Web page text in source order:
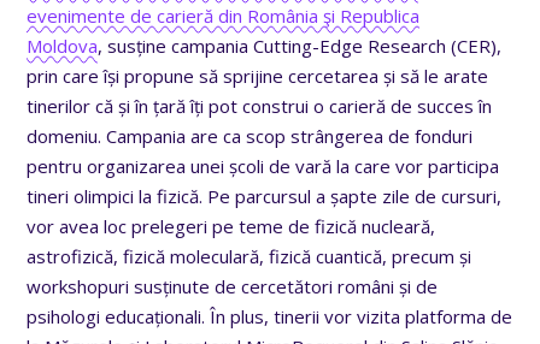
evenimente de carieră din România şi Republica
Moldova, susține campania Cutting-Edge Research (CER),
prin care își propune să sprijine cercetarea și să le arate
tinerilor că și în țară îți pot construi o carieră de succes în
domeniu. Campania are ca scop strângerea de fonduri
pentru organizarea unei școli de vară la care vor participa
tineri olimpici la fizică. Pe parcursul a șapte zile de cursuri,
vor avea loc prelegeri pe teme de fizică nucleară,
astrofizică, fizică moleculară, fizică cuantică, precum și
workshopuri susținute de cercetători români și de
psihologi educaționali. În plus, tinerii vor vizita platforma de